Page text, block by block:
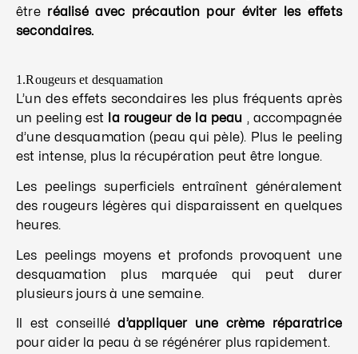
être réalisé avec précaution pour éviter les effets
secondaires.
1.Rougeurs et desquamation
L’un des effets secondaires les plus fréquents après
un peeling est
la rougeur de la peau , accompagnée
d’une desquamation (peau qui pèle). Plus le peeling
est intense, plus la récupération peut être longue.
Les peelings superficiels entraînent généralement
des rougeurs légères qui disparaissent en quelques
heures.
Les peelings moyens et profonds provoquent une
desquamation plus marquée qui peut durer
plusieurs jours à une semaine.
Il est conseilléd’appliquer une crème réparatrice
pour aider la peau à se régénérer plus rapidement.